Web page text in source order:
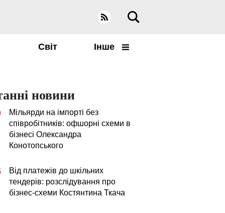
Світ Інше
новини
Мільярди на імпорті без
співробітників: офшорні схеми в
бізнесі Олександра
Конотопського
Від платежів до шкільних
тендерів: розслідування про
бізнес-схеми Костянтина Ткача